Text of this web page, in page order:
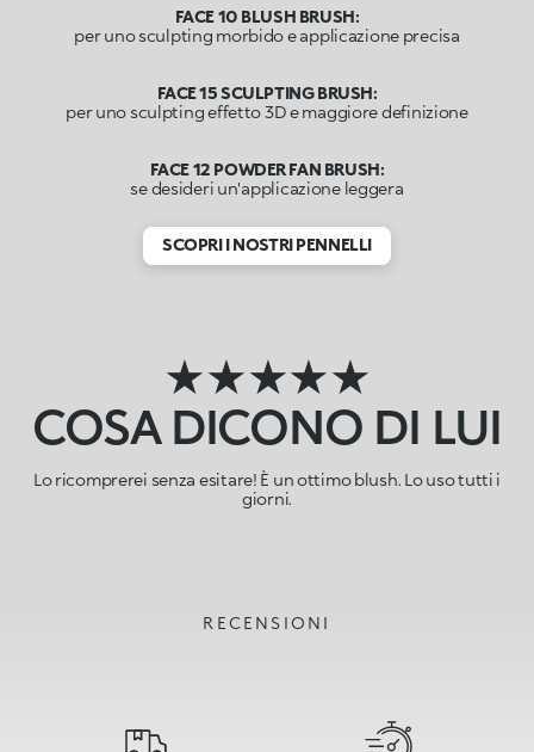
FACE 10 BLUSH BRUSH:
per uno sculpting morbido e applicazione precisa
FACE 15 SCULPTING BRUSH:
per uno sculpting effetto 3D e maggiore definizione
FACE 12 POWDER FAN BRUSH:
se desideri un'applicazione leggera
SCOPRI I NOSTRI PENNELLI
★★★★★
COSA DICONO DI LUI
Lo ricomprerei senza esitare! È un ottimo blush. Lo uso tutti i
giorni.
RECENSIONI